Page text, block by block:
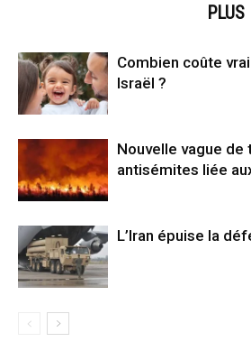
PLUS
Combien coûte
Israël ?
Nouvelle vague de
antisémites liée
L’Iran épuise la